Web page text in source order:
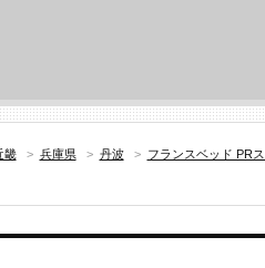
畿 > 兵庫県 > 丹波 > フランスベッド PR